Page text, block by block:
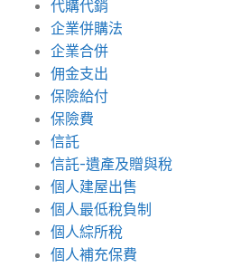
代購代銷
企業併購法
企業合併
佣金支出
保險給付
保險費
信託
信託-遺產及贈與稅
個人建屋出售
個人最低稅負制
個人綜所稅
個人補充保費